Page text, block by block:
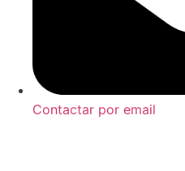
Contactar por email